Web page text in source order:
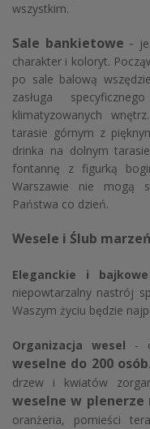
wszystkim.
Sale bankietowe -
charakter i koloryt.
po sale balową
zasługa
klimatyzowanych
tarasie górnym z
drinka na dolnym
fontannę z figurką
Warszawie nie mogą
Państwa co dzień.
Wesele i Ślub
Eleganckie i
niepowtarzalny nastrój
Waszym życiu będzie
Organizacja wesel -
weselne do 200 osób
drzew i kwiatów
weselne w plenerze
oranżeria, pomieści